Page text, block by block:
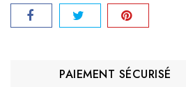
PAIEMENT SÉCURISÉ